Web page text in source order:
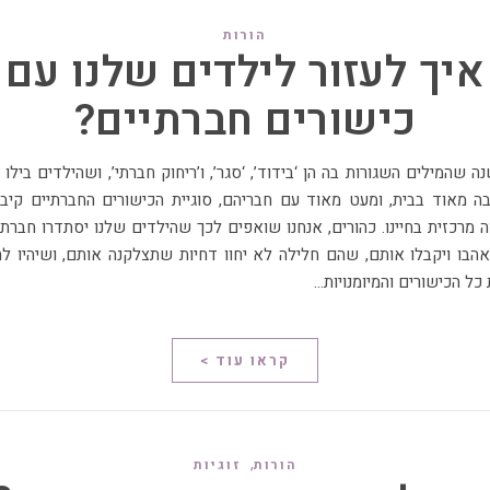
הורות
איך לעזור לילדים שלנו עם
כישורים חברתיים?
מאוד בבית, ומעט מאוד עם חבריהם, סוגיית הכישורים החברתיים
מרכזית בחיינו. כהורים, אנחנו שואפים לכך שהילדים שלנו יסתדרו
ויקבלו אותם, שהם חלילה לא יחוו דחיות שתצלקנה אותם, ושיהיו
הכישורים והמיומנויות…
קראו עוד >
הורות, זוגיות